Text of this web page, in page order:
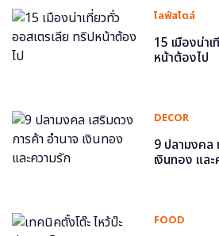
ไลฟ์สไตล์
15 เมืองน่า
หน้าต้องไป
DECOR
9 ปลามงคล
เงินทอง แล
FOOD